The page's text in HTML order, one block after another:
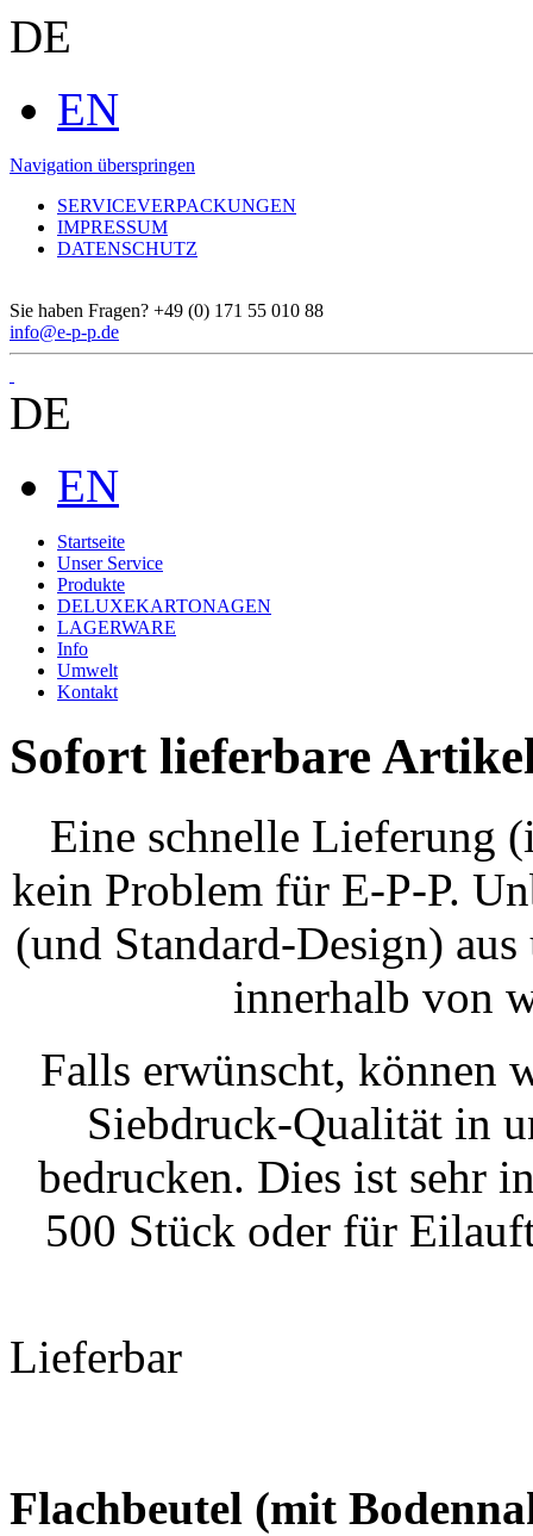
DE
EN
Navigation überspringen
SERVICEVERPACKUNGEN
IMPRESSUM
DATENSCHUTZ
Sie haben Fragen? +49 (0) 171 55 010 88
info@e-p-p.de
DE
EN
Startseite
Unser Service
Produkte
DELUXEKARTONAGEN
LAGERWARE
Info
Umwelt
Kontakt
Sofort lieferbare
Eine schnelle Lieferung
kein Problem für E-P-P.
(und Standard-Design)
innerhalb von
Falls erwünscht, können
Siebdruck-Qualität in
bedrucken. Dies ist sehr
500 Stück oder für
Lieferbar
Flachbeutel (mit